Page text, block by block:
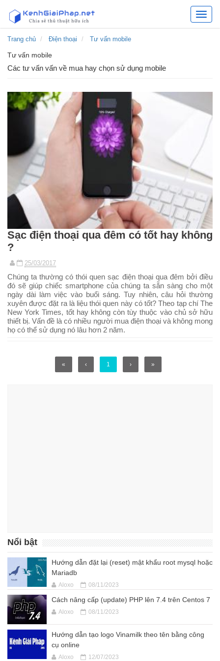
Kênh
Trang chủ Điện thoại Tư vấn mobile
Tư vấn mobile
Các tư vấn vấn về mua hay chọn sử dụng mobile
Sạc điện thoại qua đêm có tốt hay không
?
25/03/2017
Chúng ta thường có thói quen sạc điện thoại qua đêm bởi điều
đó sẽ giúp chiếc smartphone của chúng ta sẵn sàng cho một
ngày dài làm việc vào buổi sáng. Tuy nhiên, câu hỏi thường
xuyên được đặt ra là liệu thói quen này có tốt? Theo tạp chí The
New York Times, tốt hay không còn tùy thuộc vào chủ sở hữu
thiết bị. Vấn đề là có nhiều người mua điện thoại và không mong
họ có thể sử dụng nó lâu hơn 2 năm.
« ‹ 1 › »
Nổi bật
Hướng dẫn đặt lại (reset) mật khẩu root mysql hoặc
Mariadb
Aloxo 08/11/2023
Cách nâng cấp (update) PHP lên 7.4 trên Centos 7
Aloxo 08/11/2023
Hướng dẫn tạo logo Vinamilk theo tên bằng công
cụ online
Aloxo 12/07/2023